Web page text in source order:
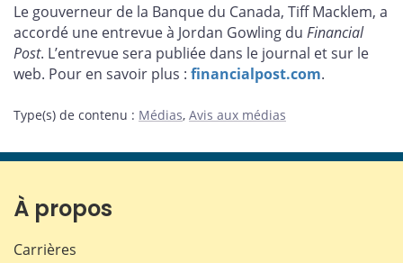
page
sur
Facebook
page
sur
X
page
sur
LinkedIn
page
par
courriel
Le gouverneur de la Banque du Canada, Tiff Macklem, a
accordé une entrevue à Jordan Gowling du Financial
Post. L’entrevue sera publiée dans le journal et sur le
web. Pour en savoir plus : financialpost.com.
Type(s) de contenu : Médias, Avis aux médias
À propos
Carrières